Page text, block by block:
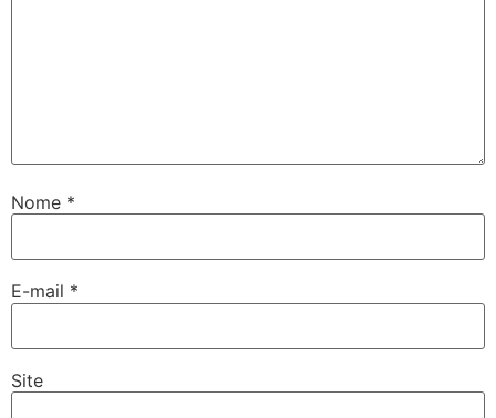
Nome *
E-mail *
Site